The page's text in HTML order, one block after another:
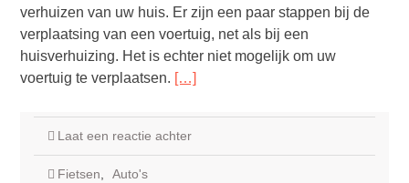
verhuizen van uw huis. Er zijn een paar stappen bij de
verplaatsing van een voertuig, net als bij een
huisverhuizing. Het is echter niet mogelijk om uw
voertuig te verplaatsen. […]
Laat een reactie achter
Fietsen, Auto's